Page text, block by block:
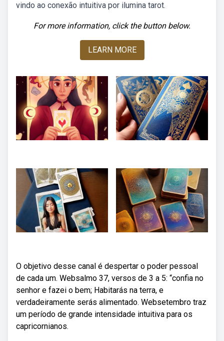
vindo ao conexão intuitiva por ilumina tarot.
For more information, click the button below.
LEARN MORE
O objetivo desse canal é despertar o poder pessoal
de cada um. Websalmo 37, versos de 3 a 5: “confia no
senhor e fazei o bem; Habitarás na terra, e
verdadeiramente serás alimentado. Websetembro traz
um período de grande intensidade intuitiva para os
capricornianos.